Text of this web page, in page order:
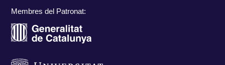
Membres del Patronat: